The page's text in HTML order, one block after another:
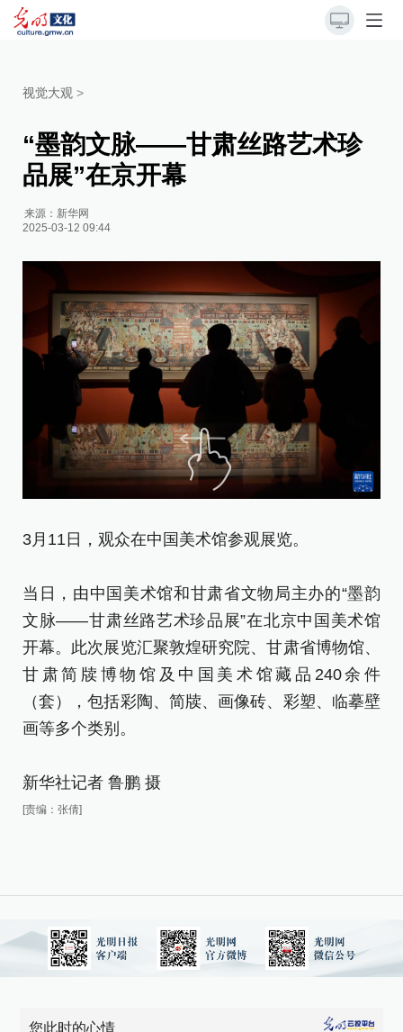
视觉大观 >
“墨韵文脉——甘肃丝路艺术珍
品展”在京开幕
来源： 新华网
2025-03-12 09:44
3月11日，观众在中国美术馆参观展览。
当日，由中国美术馆和甘肃省文物局主办的“墨韵
文脉——甘肃丝路艺术珍品展”在北京中国美术馆
开幕。此次展览汇聚敦煌研究院、甘肃省博物馆、
甘肃简牍博物馆及中国美术馆藏品240余件
（套），包括彩陶、简牍、画像砖、彩塑、临摹壁
画等多个类别。
新华社记者 鲁鹏 摄
[责编：张倩]
您此时的心情